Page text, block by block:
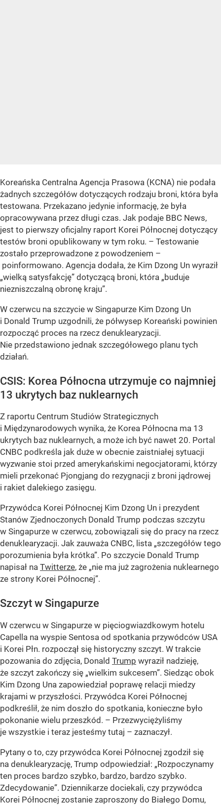
Koreańska Centralna Agencja Prasowa (KCNA) nie podała
żadnych szczegółów dotyczących rodzaju broni, która była
testowana. Przekazano jedynie informację, że była
opracowywana przez długi czas. Jak podaje BBC News,
jest to pierwszy oficjalny raport Korei Północnej dotyczący
testów broni opublikowany w tym roku. – Testowanie
zostało przeprowadzone z powodzeniem –
poinformowano. Agencja dodała, że Kim Dzong Un wyraził
„wielką satysfakcję” dotyczącą broni, która „buduje
niezniszczalną obronę kraju”.
W czerwcu na szczycie w Singapurze Kim Dzong Un
i Donald Trump uzgodnili, że półwysep Koreański powinien
rozpocząć proces na rzecz denuklearyzacji.
Nie przedstawiono jednak szczegółowego planu tych
działań.
CSIS: Korea Północna utrzymuje co najmniej
13 ukrytych baz nuklearnych
Z raportu Centrum Studiów Strategicznych
i Międzynarodowych wynika, że Korea Północna ma 13
ukrytych baz nuklearnych, a może ich być nawet 20. Portal
CNBC podkreśla jak duże w obecnie zaistniałej sytuacji
wyzwanie stoi przed amerykańskimi negocjatorami, którzy
mieli przekonać Pjongjang do rezygnacji z broni jądrowej
i rakiet dalekiego zasięgu.
Przywódca Korei Północnej Kim Dzong Un i prezydent
Stanów Zjednoczonych Donald Trump podczas szczytu
w Singapurze w czerwcu, zobowiązali się do pracy na rzecz
denuklearyzacji. Jak zauważa CNBC, lista „szczegółów tego
porozumienia była krótka”. Po szczycie Donald Trump
napisał na Twitterze, że „nie ma już zagrożenia nuklearnego
ze strony Korei Północnej”.
Szczyt w Singapurze
W czerwcu w Singapurze w pięciogwiazdkowym hotelu
Capella na wyspie Sentosa od spotkania przywódców USA
i Korei Płn. rozpoczął się historyczny szczyt. W trakcie
pozowania do zdjęcia, Donald Trump wyraził nadzieję,
że szczyt zakończy się „wielkim sukcesem”. Siedząc obok
Kim Dzong Una zapowiedział poprawę relacji miedzy
krajami w przyszłości. Przywódca Korei Północnej
podkreślił, że nim doszło do spotkania, konieczne było
pokonanie wielu przeszkód. – Przezwyciężyliśmy
je wszystkie i teraz jesteśmy tutaj – zaznaczył.
Pytany o to, czy przywódca Korei Północnej zgodził się
na denuklearyzację, Trump odpowiedział: „Rozpoczynamy
ten proces bardzo szybko, bardzo, bardzo szybko.
Zdecydowanie”. Dziennikarze dociekali, czy przywódca
Korei Północnej zostanie zaproszony do Białego Domu,